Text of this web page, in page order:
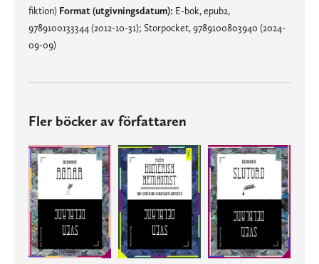
fiktion) Format (utgivningsdatum): E-bok, epub2,
9789100133344 (2012-10-31); Storpocket, 9789100803940 (2024-
09-09)
Fler böcker av författaren